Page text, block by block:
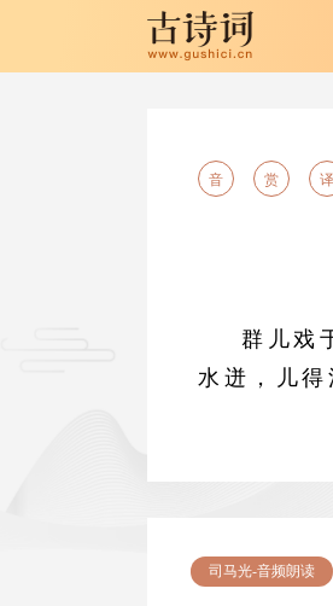
音 赏 译
群儿戏
水迸，儿得
司马光-音频朗读